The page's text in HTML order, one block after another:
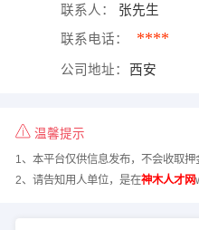
联系人： 张先生
联系电话： ****
公司地址： 西安
温馨提示
1、本平台仅供信息发布，不会收取押
2、请告知用人单位，是在神木人才网